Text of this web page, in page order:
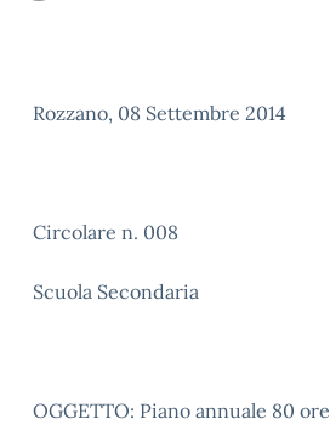
Rozzano, 08 Settembre 2014
Circolare n. 008
Scuola Secondaria
OGGETTO: Piano annuale 80 ore